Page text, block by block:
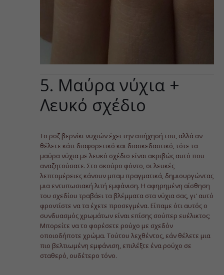
5. Μαύρα νύχια +
Λευκό σχέδιο
Το ροζ βερνίκι νυχιών έχει την απήχησή του, αλλά αν
θέλετε κάτι διαφορετικό και διασκεδαστικό, τότε τα
μαύρα νύχια με λευκό σχέδιο είναι ακριβώς αυτό που
αναζητούσατε. Στο σκούρο φόντο, οι λευκές
λεπτομέρειες κάνουν μπαμ πραγματικά, δημιουργώντας
μια εντυπωσιακή λιτή εμφάνιση. Η αφηρημένη αίσθηση
του σχεδίου τραβάει τα βλέμματα στα νύχια σας, γι' αυτό
φροντίστε να τα έχετε προσεγμένα. Είπαμε ότι αυτός ο
συνδυασμός χρωμάτων είναι επίσης σούπερ ευέλικτος;
Μπορείτε να το φορέσετε ρούχο με σχεδόν
οποιοδήποτε χρώμα. Τούτου λεχθέντος, εάν θέλετε μια
πιο βελτιωμένη εμφάνιση, επιλέξτε ένα ρούχο σε
σταθερό, ουδέτερο τόνο.